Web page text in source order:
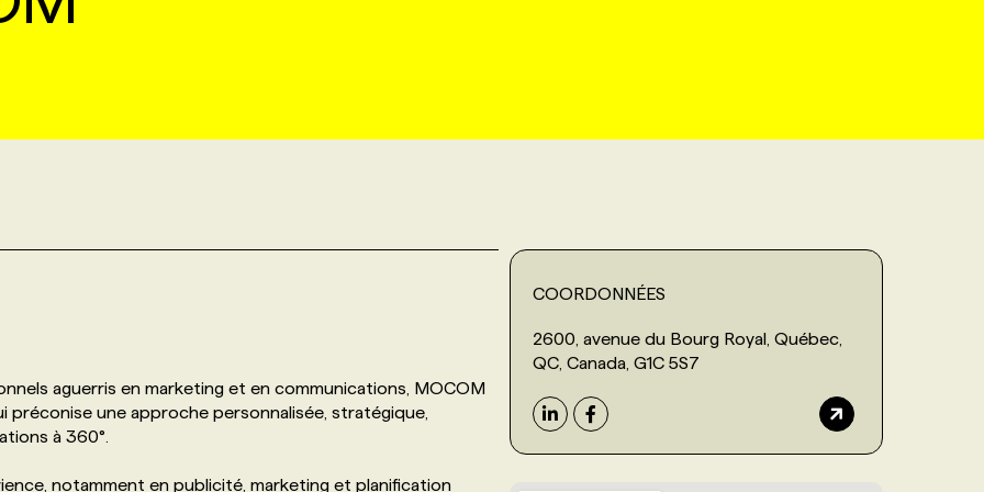
aguerris en marketing et en communications, MOCOM
une approche personnalisée, stratégique,
à 360°.
notamment en publicité, marketing et planification
COORDONNÉES
2600, avenue du Bourg Royal, Québec,
QC, Canada, G1C 5S7